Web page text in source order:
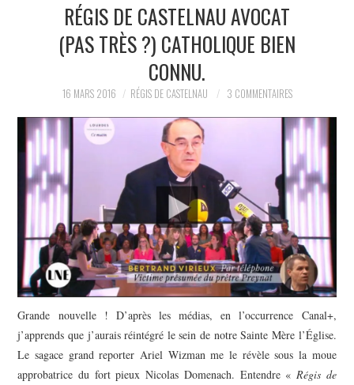
BRÈVES
HISTOIRE
CULTURE
SPORT
RÉGIS DE CASTELNAU AVOCAT
(PAS TRÈS ?) CATHOLIQUE BIEN
CONNU.
16 MARS 2016 RÉGIS DE CASTELNAU 3 COMMENTAIRES
Grande nouvelle ! D’après les médias, en l’occurrence Canal+,
j’apprends que j’aurais réintégré le sein de notre Sainte Mère l’Église.
Le sagace grand reporter Ariel Wizman me le révèle sous la moue
approbatrice du fort pieux Nicolas Domenach. Entendre « Régis de